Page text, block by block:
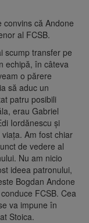
convins că Andone
al FCSB.
scump transfer pe
echipă, în câteva
o părere
să aduc un
patru posibili
erau Gabriel
Iordănescu şi
Am fost chiar
de vedere al
Nu am nicio
ideea patronului,
Bogdan Andone
FCSB. Cea
va impune în
Stoica.